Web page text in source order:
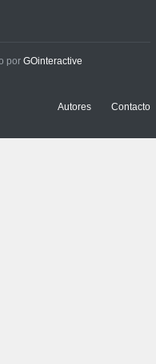
GS
por GOinteractive
Autores Contacto